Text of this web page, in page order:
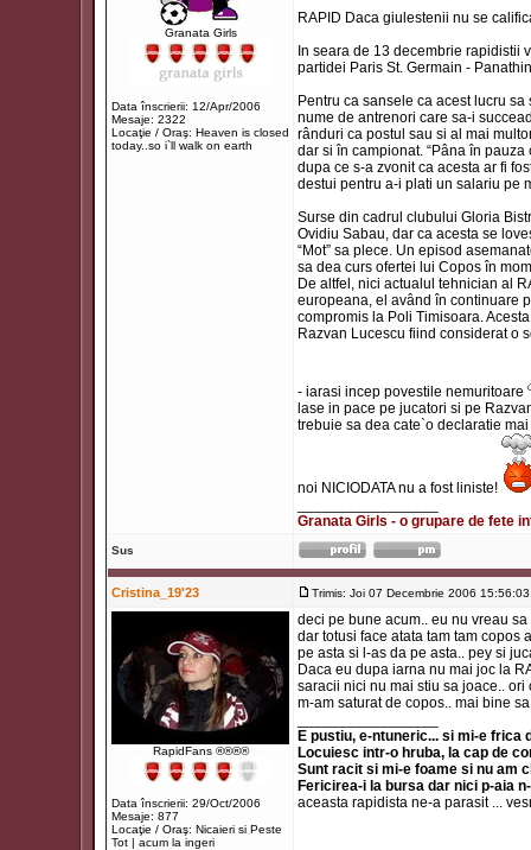
Granata Girls
Data înscrierii: 12/Apr/2006
Mesaje: 2322
Locaţie / Oraş: Heaven is closed
today..so i`ll walk on earth
RAPID Daca giulestenii nu se
In seara de 13 decembrie rapidistii
partidei Paris St. Germain -
Pentru ca sansele ca acest lucru
nume de antrenori care sa-i
rânduri ca postul sau si al mai
dar si în campionat. “Pâna în
dupa ce s-a zvonit ca acesta ar fi
destui pentru a-i plati un salariu pe
Surse din cadrul clubului Gloria
Ovidiu Sabau, dar ca acesta se
“Mot” sa plece. Un episod
sa dea curs ofertei lui Copos în
De altfel, nici actualul tehnician al
europeana, el având în continuare
compromis la Poli Timisoara.
Razvan Lucescu fiind considerat o
- iarasi incep povestile nemuritoare
lase in pace pe jucatori si pe
trebuie sa dea cate`o declaratie
noi NICIODATA nu a fost liniste!
Granata Girls - o grupare de fete
Sus
Cristina_19'23 Trimis: Joi 07 Decembrie 2006 15:56:03
RapidFans ®®®®
Data înscrierii: 29/Oct/2006
Mesaje: 877
Locaţie / Oraş: Nicaieri si Peste
Tot | acum la ingeri
deci pe bune acum.. eu nu vreau
dar totusi face atata tam tam copos
pe asta si l-as da pe asta.. pey si
Daca eu dupa iarna nu mai joc la
saracii nici nu mai stiu sa joace..
m-am saturat de copos.. mai bine
E pustiu, e-ntuneric... si mi-e frica
Locuiesc intr-o hruba, la cap de
Sunt racit si mi-e foame si nu am
Fericirea-i la bursa dar nici p-aia
aceasta rapidista ne-a parasit ...